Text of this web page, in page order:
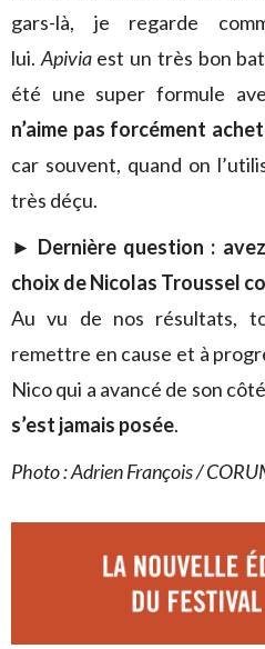
gars-là, je regarde
lui. Apiviaest un très bon
été une super formule
n’aime pas forcément
car souvent, quand on
très déçu.
► Dernière question :
choix de Nicolas Troussel
Au vu de nos résultats,
remettre en cause et à
Nico qui a avancé de son
s’est jamais posée.
Photo : Adrien François /